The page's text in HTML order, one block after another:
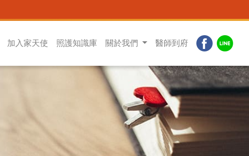
加入家天使 照護知識庫 關於我們 醫師到府